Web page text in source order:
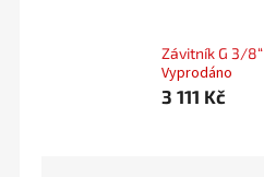
Závitník G 3/8“
Vyprodáno
3 111 Kč